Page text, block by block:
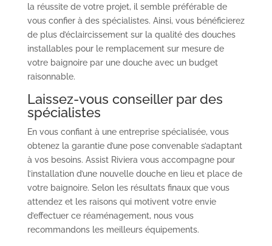
la réussite de votre projet, il semble préférable de
vous confier à des spécialistes. Ainsi, vous bénéficierez
de plus d’éclaircissement sur la qualité des douches
installables pour le remplacement sur mesure de
votre baignoire par une douche avec un budget
raisonnable.
Laissez-vous conseiller par des
spécialistes
En vous confiant à une entreprise spécialisée, vous
obtenez la garantie d’une pose convenable s’adaptant
à vos besoins. Assist Riviera vous accompagne pour
l’installation d’une nouvelle douche en lieu et place de
votre baignoire. Selon les résultats finaux que vous
attendez et les raisons qui motivent votre envie
d’effectuer ce réaménagement, nous vous
recommandons les meilleurs équipements.